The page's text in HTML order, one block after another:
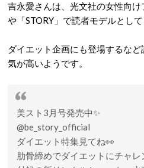
吉永愛さんは、光文社の女性向け
や「STORY」で読者モデルとし
ダイエット企画にも登場するな
気が高いようです。
美スト3月号発売中✨
@be_story_official
ダイエット特集見てね👀
肋骨締めでダイエットにチャレ